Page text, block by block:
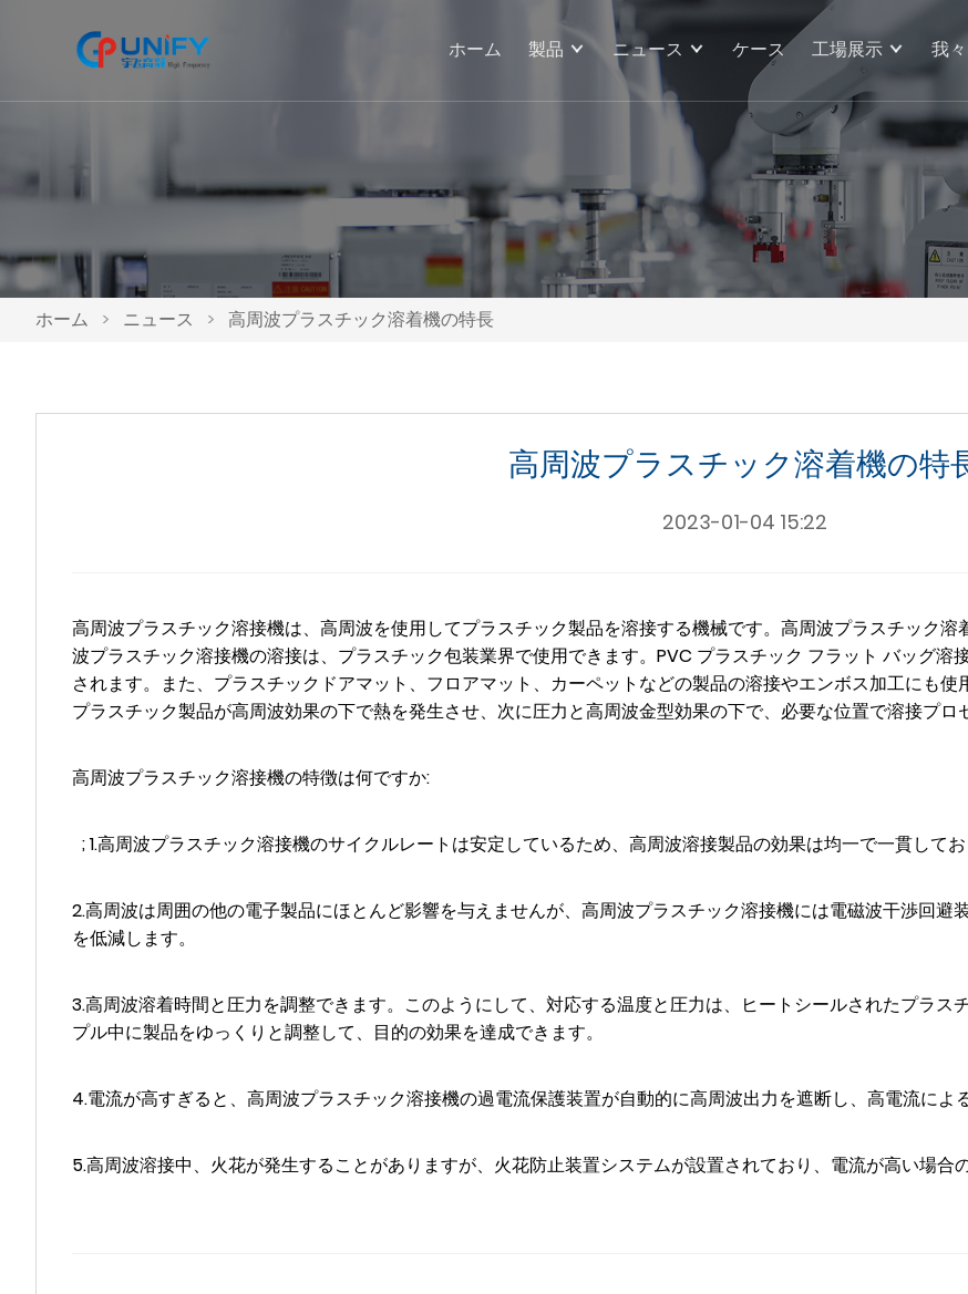
ホーム 製品 ニュース ケース 工場展示 我
ホーム > ニュース > 高周波プラスチック溶着機の特長
高周波プラスチック溶着機の特
2023-01-04 15:22
高周波プラスチック溶接機は、高周波を使用してプラスチック製品を溶接する機械です。高周波プラスチック
波プラスチック溶接機の溶接は、プラスチック包装業界で使用できます。PVC プラスチック フラット バッグ
されます。また、プラスチックドアマット、フロアマット、カーペットなどの製品の溶接やエンボス加工にも使
プラスチック製品が高周波効果の下で熱を発生させ、次に圧力と高周波金型効果の下で、必要な位置で溶接プロ
高周波プラスチック溶接機の特徴は何ですか:
; 1.高周波プラスチック溶接機のサイクルレートは安定しているため、高周波溶接製品の効果は均一で一貫して
2.高周波は周囲の他の電子製品にほとんど影響を与えませんが、高周波プラスチック溶接機には電磁波干渉回
を低減します。
3.高周波溶着時間と圧力を調整できます。このようにして、対応する温度と圧力は、ヒートシールされたプラ
プル中に製品をゆっくりと調整して、目的の効果を達成できます。
4.電流が高すぎると、高周波プラスチック溶接機の過電流保護装置が自動的に高周波出力を遮断し、高電流によ
5.高周波溶接中、火花が発生することがありますが、火花防止装置システムが設置されており、電流が高い場合